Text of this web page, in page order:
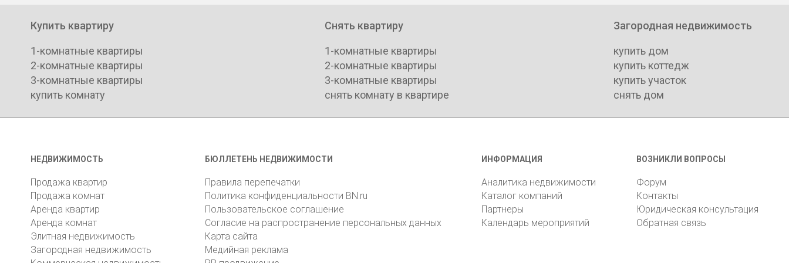
Купить квартиру
1-комнатные квартиры
2-комнатные квартиры
3-комнатные квартиры
купить комнату
Снять квартиру
1-комнатные квартиры
2-комнатные квартиры
3-комнатные квартиры
снять комнату в квартире
Загородная недвижимость
купить дом
купить коттедж
купить участок
снять дом
НЕДВИЖИМОСТЬ
Продажа квартир
Продажа комнат
Аренда квартир
Аренда комнат
Элитная недвижимость
Загородная недвижимость
БЮЛЛЕТЕНЬ НЕДВИЖИМОСТИ
Правила перепечатки
Политика конфиденциальности BN.ru
Пользовательское соглашение
Согласие на распространение персональных данных
Карта сайта
Медийная реклама
ИНФОРМАЦИЯ
Аналитика недвижимости
Каталог компаний
Партнеры
Календарь мероприятий
ВОЗНИКЛИ ВОПРОСЫ
Форум
Контакты
Юридическая консультация
Обратная связь